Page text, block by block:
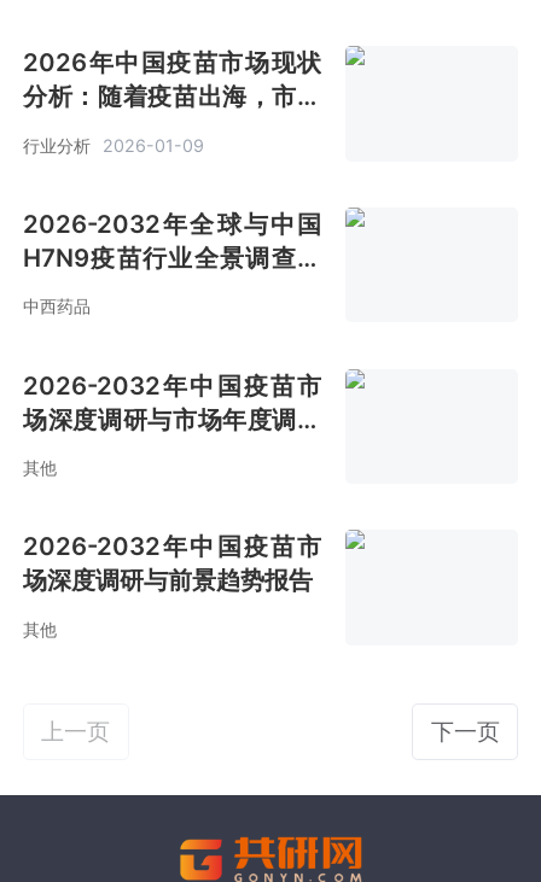
2026年中国疫苗市场现状
分析：随着疫苗出海，市场
行业分析 2026-01-09
2026-2032年全球与中国
H7N9疫苗行业全景调查与
未来前景预测报告
中西药品
2026-2032年中国疫苗市
场深度调研与市场年度调研
报告
其他
2026-2032年中国疫苗市
场深度调研与前景趋势报告
其他
上一页 下一页